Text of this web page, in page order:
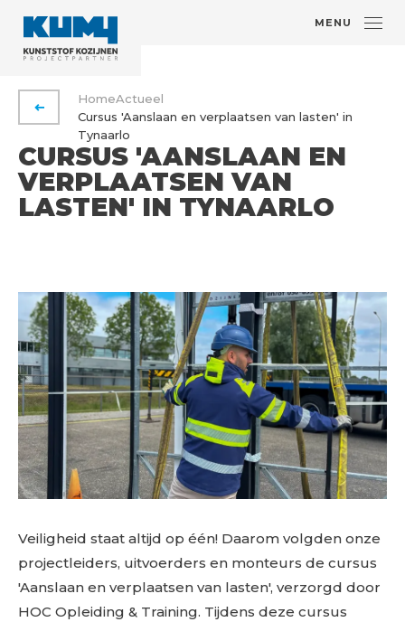
MENU
VORIGE PAGINA
HomeActueel
Cursus 'Aanslaan en verplaatsen van lasten' in
Tynaarlo
CURSUS 'AANSLAAN EN
VERPLAATSEN VAN
LASTEN' IN TYNAARLO
Veiligheid staat altijd op één! Daarom volgden onze
projectleiders, uitvoerders en monteurs de cursus
'Aanslaan en verplaatsen van lasten', verzorgd door
HOC Opleiding & Training. Tijdens deze cursus